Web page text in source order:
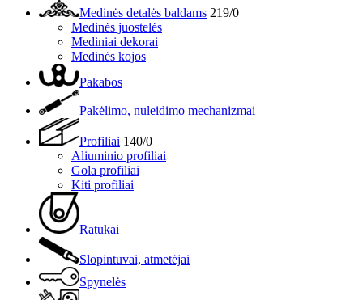
Medinės detalės baldams 219/0
Medinės juostelės
Mediniai dekorai
Medinės kojos
Pakabos
Pakėlimo, nuleidimo mechanizmai
Profiliai 140/0
Aliuminio profiliai
Gola profiliai
Kiti profiliai
Ratukai
Slopintuvai, atmetėjai
Spynelės